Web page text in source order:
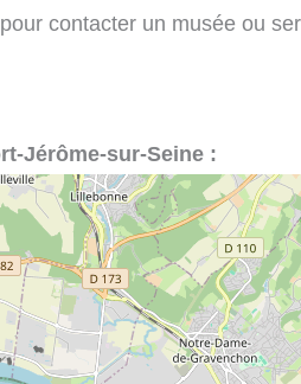
contacter un musée ou
Jérôme-sur-Seine :